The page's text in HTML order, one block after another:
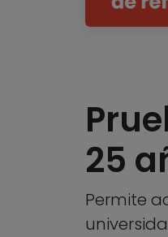
25
Permite